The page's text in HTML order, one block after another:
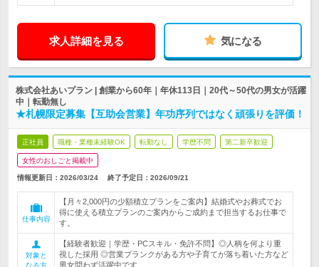
求人詳細を見る 気になる
株式会社あいプラン | 創業から60年｜年休113日｜20代～50代の男女が活躍
中｜転勤無し
★札幌限定募集【互助会営業】年功序列ではなく頑張りを評価！
正社員 職種・業種未経験OK 転勤なし 学歴不問 第二新卒歓迎
女性のおしごと掲載中
情報更新日：2026/03/24 終了予定日： 2026/09/21
仕事内容
【月々2,000円の少額積立プランをご案内】結婚式やお葬式でお
得に使える積立プランのご案内からご成約まで担当するお仕事で
す。
対象と
なる方
【経験者歓迎｜学歴・PCスキル・免許不問】◎人柄を何より重
視した採用 ◎営業ブランクがある方や子育てが落ち着いた方など
男女問わず活躍中です